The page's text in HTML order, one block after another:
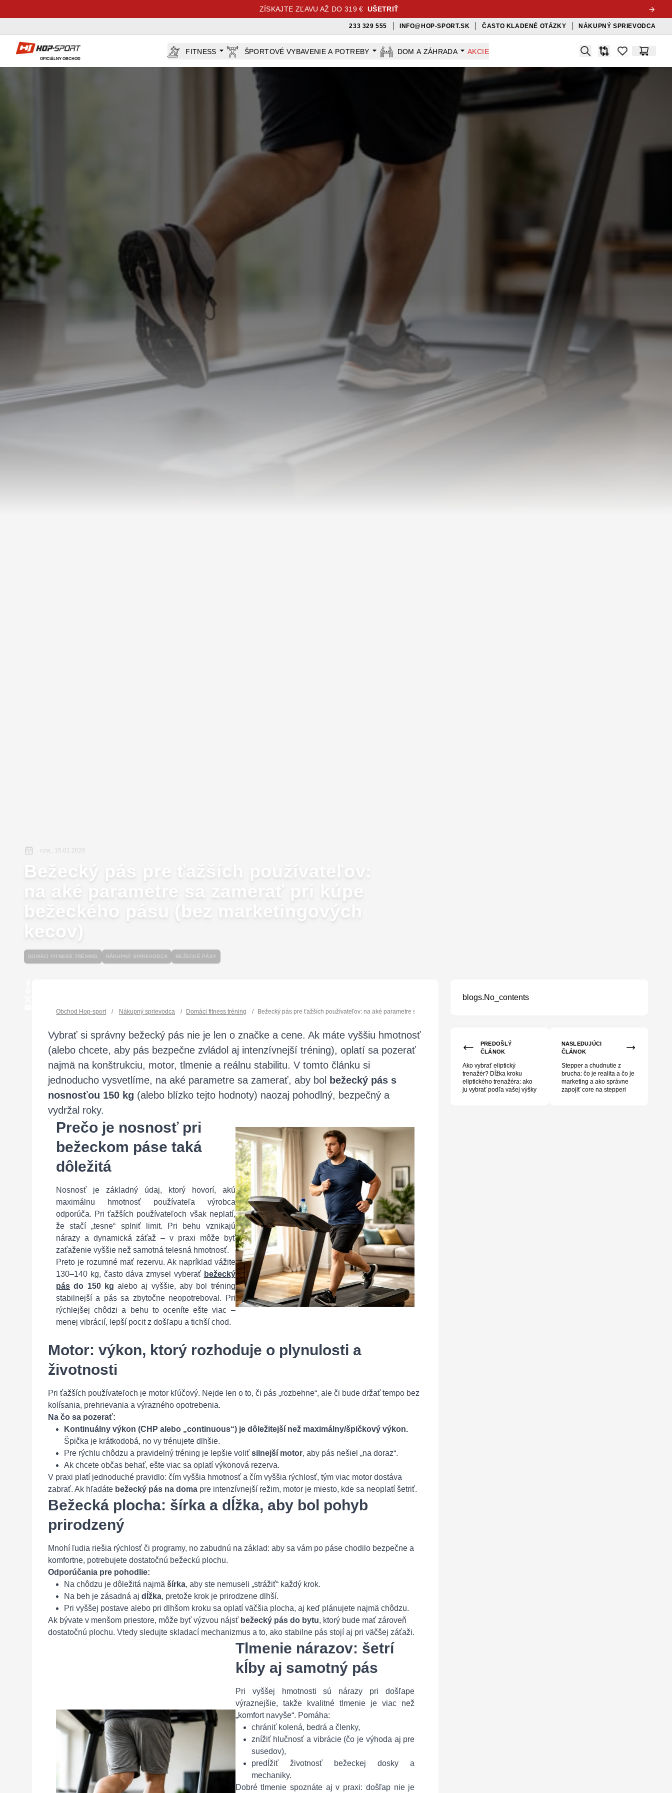
ZÍSKAJTE ZĽAVU AŽ DO 319 € UŠETRIŤ
233 329 555 INFO@HOP-SPORT.SK ČASTO KLADENÉ OTÁZKY NÁKUPNÝ SPRIEVODCA
Hop-Sport.sk
OFICIÁLNY OBCHOD
FITNESS ŠPORTOVÉ VYBAVENIE A POTREBY DOM A ZÁHRADA AKCIE Search
Porovnávač
items inKošík
czw., 15.01.2026
Bežecký pás pre ťažších používateľov:
na aké parametre sa zamerať pri kúpe
bežeckého pásu (bez marketingových
kecov)
DOMÁCI FITNESS TRÉNING NÁKUPNÝ SPRIEVODCA BEŽECKÉ PÁSY
Obchod Hop-sport / Nákupný sprievodca / Domáci fitness tréning / Bežecký pás pre ťažších používateľov: na aké parametre sa zamerať pri kúpe bežeckého pásu (bez marketingových kecov)
Vybrať si správny bežecký pás nie je len o značke a cene. Ak máte vyššiu hmotnosť
(alebo chcete, aby pás bezpečne zvládol aj intenzívnejší tréning), oplatí sa pozerať
najmä na konštrukciu, motor, tlmenie a reálnu stabilitu. V tomto článku si
jednoducho vysvetlíme, na aké parametre sa zamerať, aby bol
bežecký pás s
nosnosťou 150 kg (alebo blízko tejto hodnoty) naozaj pohodlný, bezpečný a
vydržal roky.
Prečo je nosnosť pri
bežeckom páse taká
dôležitá
Nosnosť je základný údaj, ktorý hovorí, akú
maximálnu hmotnosť používateľa výrobca
odporúča. Pri ťažších používateľoch však neplatí,
že stačí „tesne“ splniť limit. Pri behu vznikajú
nárazy a dynamická záťaž – v praxi môže byť
zaťaženie vyššie než samotná telesná hmotnosť.
Preto je rozumné mať rezervu. Ak napríklad vážite
130–140 kg, často dáva zmysel vyberať bežecký
pás do 150 kg alebo aj vyššie, aby bol tréning
stabilnejší a pás sa zbytočne neopotreboval. Pri
rýchlejšej chôdzi a behu to oceníte ešte viac –
menej vibrácií, lepší pocit z došľapu a tichší chod.
Motor: výkon, ktorý rozhoduje o plynulosti a
životnosti
Pri ťažších používateľoch je motor kľúčový. Nejde len o to, či pás „rozbehne“, ale či bude držať tempo bez
kolísania, prehrievania a výrazného opotrebenia.
Na čo sa pozerať:
Kontinuálny výkon (CHP alebo „continuous“) je dôležitejší než maximálny/špičkový výkon.
Špička je krátkodobá, no vy trénujete dlhšie.
Pre rýchlu chôdzu a pravidelný tréning je lepšie voliť silnejší motor, aby pás nešiel „na doraz“.
Ak chcete občas behať, ešte viac sa oplatí výkonová rezerva.
V praxi platí jednoduché pravidlo: čím vyššia hmotnosť a čím vyššia rýchlosť, tým viac motor dostáva
zabrať. Ak hľadáte bežecký pás na doma pre intenzívnejší režim, motor je miesto, kde sa neoplatí šetriť.
Bežecká plocha: šírka a dĺžka, aby bol pohyb
prirodzený
Mnohí ľudia riešia rýchlosť či programy, no zabudnú na základ: aby sa vám po páse chodilo bezpečne a
komfortne, potrebujete dostatočnú bežeckú plochu.
Odporúčania pre pohodlie:
Na chôdzu je dôležitá najmä šírka, aby ste nemuseli „strážiť“ každý krok.
Na beh je zásadná aj dĺžka, pretože krok je prirodzene dlhší.
Pri vyššej postave alebo pri dlhšom kroku sa oplatí väčšia plocha, aj keď plánujete najmä chôdzu.
Ak bývate v menšom priestore, môže byť výzvou nájsť bežecký pás do bytu, ktorý bude mať zároveň
dostatočnú plochu. Vtedy sledujte skladací mechanizmus a to, ako stabilne pás stojí aj pri väčšej záťaži.
Tlmenie nárazov: šetrí
kĺby aj samotný pás
Pri vyššej hmotnosti sú nárazy pri došľape
výraznejšie, takže kvalitné tlmenie je viac než
„komfort navyše“. Pomáha:
chrániť kolená, bedrá a členky,
znížiť hlučnosť a vibrácie (čo je výhoda aj pre
susedov),
predĺžiť životnosť bežeckej dosky a
mechaniky.
Dobré tlmenie spoznáte aj v praxi: došľap nie je
blogs.No_contents
PREDOŠLÝ
ČLÁNOK
Ako vybrať eliptický
trenažér? Dĺžka kroku
eliptického trenažéra: ako
ju vybrať podľa vašej výšky
NASLEDUJÚCI
ČLÁNOK
Stepper a chudnutie z
brucha: čo je realita a čo je
marketing a ako správne
zapojiť core na stepperi